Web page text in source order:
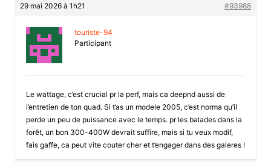
29 mai 2026 à 1h21 #93988
touriste-94
Participant
Le wattage, c’est crucial pr la perf, mais ca deepnd aussi de
l’entretien de ton quad. Si t’as un modele 2005, c’est norma qu’il
perde un peu de puissance avec le temps. pr les balades dans la
forêt, un bon 300-400W devrait suffire, mais si tu veux modif,
fais gaffe, ca peut vite couter cher et t’engager dans des galeres !